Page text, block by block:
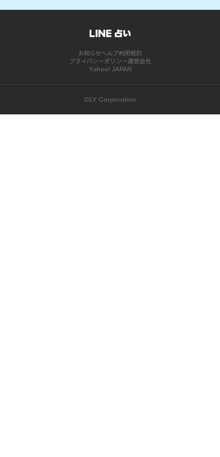
お知らせヘルプ利用規約
プライバシーポリシー運営会社
Yahoo! JAPAN
©LY Corporation
このコンテンツは掲載が終了しました | LINE占い